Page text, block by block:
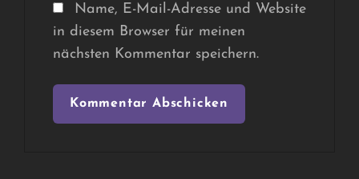
Name, E-Mail-Adresse und Website
in diesem Browser für meinen
nächsten Kommentar speichern.